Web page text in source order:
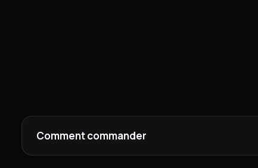
Comment commander